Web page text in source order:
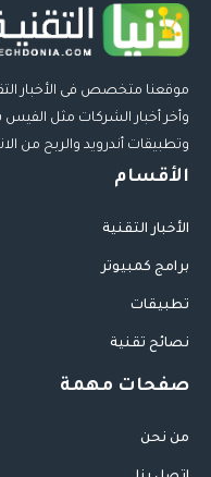
موقعنا متخصص فى الأخبار
وأخر أخبار الشركات مثل
وتطبيقات أندرويد والربح من
الأقسام
الأخبار التقنية
برامج كمبيوتر
تطبيقات
نصائح تقنية
صفحات مهمة
من نحن